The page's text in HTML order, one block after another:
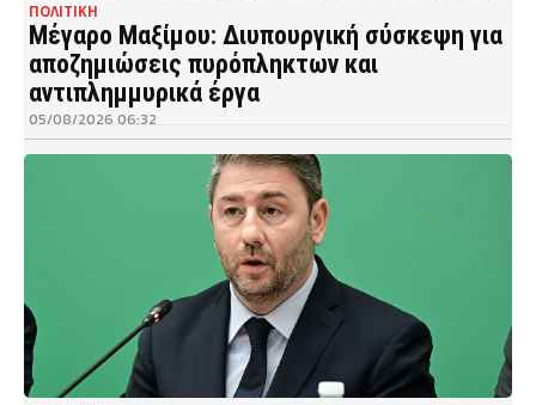
ΠΟΛΙΤΙΚΗ
Μέγαρο Μαξίμου: Διυπουργική σύσκεψη για
αποζημιώσεις πυρόπληκτων και
αντιπλημμυρικά έργα
05/08/2026 06:32